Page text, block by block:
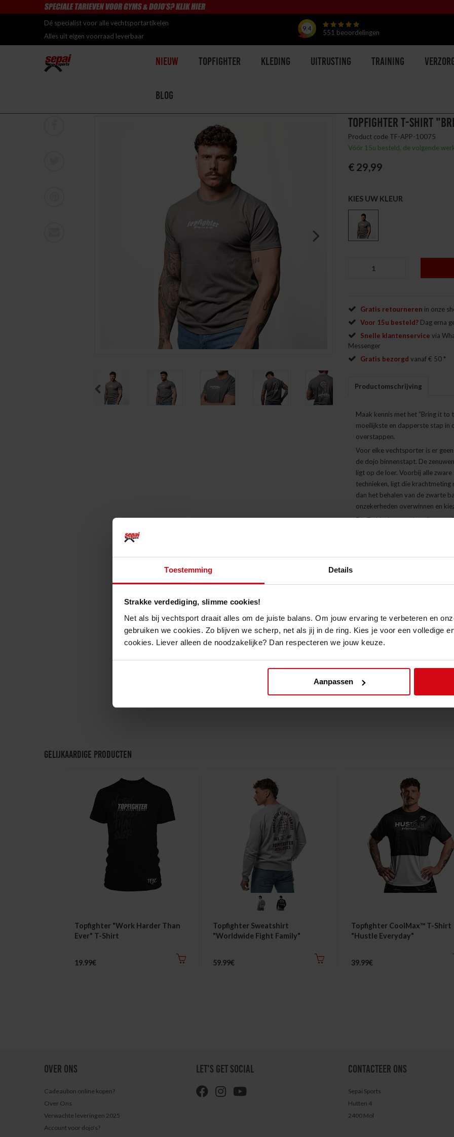
Toestemming Details
Strakke verdediging, slimme cookies!
Net als bij vechtsport draait alles om de juiste balans. Om jouw ervaring te verbeteren en
gebruiken we cookies. Zo blijven we scherp, net als jij in de ring. Kies je voor een volledige
cookies. Liever alleen de noodzakelijke? Dan respecteren we jouw keuze.
Aanpassen
Dé specialist voor alle vechtsportartikelen
Alles uit eigen voorraad leverbaar
9.4
551 beoordelingen
Nieuw Topfighter Kleding Uitrusting Training
Blog
Topfighter T-Shirt "Bring it to the dojo"
Previous
TOPFIGHTER T-SHIRT
Product code TF-APP-10075
Vóór 15u besteld, de volgende
€ 29,99
KIES UW KLEUR
Gratis retourneren in onze
Voor 15u besteld? Dag erna
Snelle klantenservice via
Messenger
Gratis bezorgd vanaf € 50 *
Productomschrijving
Maak kennis met het “Bring it
moeilijkste en dapperste stap
overstappen.
Voor elke vechtsporter is er
de dojo binnenstapt. De
ligt op de loer. Voorbij alle
technieken, ligt die krachtmeting
dan het behalen van de zwarte
onzekerheden overwinnen en
Dit T-shirt is meer dan alleen
95% katoen / 5% elastan
Aansluitende pasvorm
Korte mouwen
Ribgebreide ronde hals
Bedrukking in zeefdruk
Wassen op een koele
Gelijkaardige producten
Topfighter "Work Harder Than
Ever" T-Shirt
19.99€
Topfighter Sweatshirt
"Worldwide Fight Family"
59.99€
Topfighter CoolMax™ T-Shirt
"Hustle Everyday"
39.99€
OVER ONS
Cadeaubon online kopen?
Over Ons
Verwachte leveringen 2025
Account voor dojo's?
LET'S GET SOCIAL CONTACTEER ONS
Sepai Sports
Hutten 4
2400 Mol